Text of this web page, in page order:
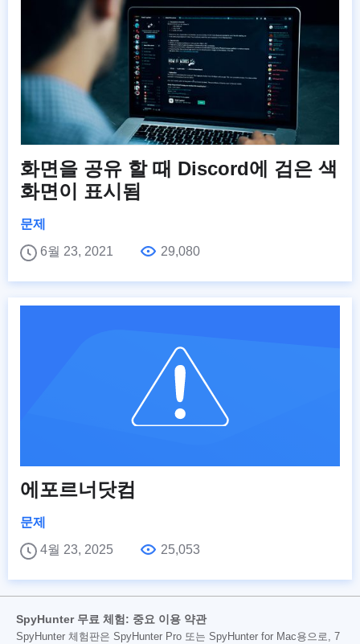
화면을 공유 할 때 Discord에 검은 색
화면이 표시됨
문제
6월 23, 2021
29,080
에포르너닷컴
문제
4월 23, 2025
25,053
SpyHunter 무료 체험: 중요 이용 약관
SpyHunter 체험판은 SpyHunter Pro 또는 SpyHunter for Mac용으로, 7